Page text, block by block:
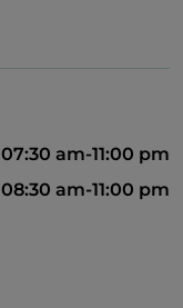
07:30 am-11:00 pm
08:30 am-11:00 pm